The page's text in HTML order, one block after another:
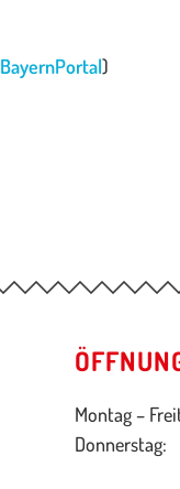
BayernPortal)
Montag –
Donnerstag: